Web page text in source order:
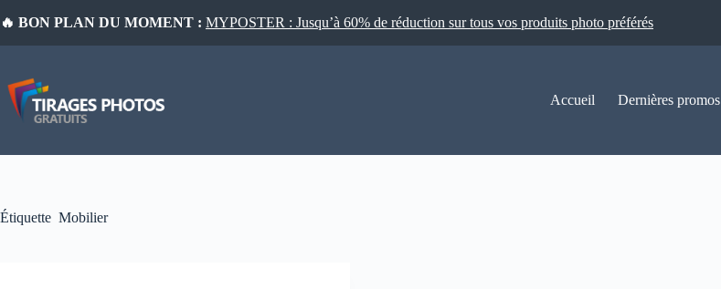
au
🔥 BON PLAN DU MOMENT : MYPOSTER : Jusqu’à 60% de réduction sur tous vos produits photo préférés
Accueil Dernières promos
Étiquette Mobilier